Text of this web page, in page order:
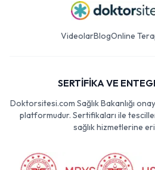
VideolarBlogOnline
SERTİFİKA VE
Doktorsitesi.com Sağlık Bakanlığı
platformudur. Sertifikaları ile
sağlık hizmetlerine